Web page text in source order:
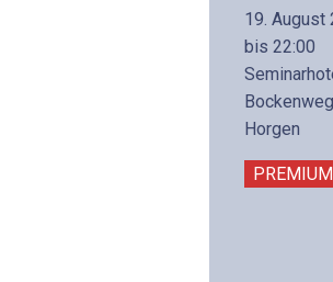
19. August
bis 22:00
Horgen